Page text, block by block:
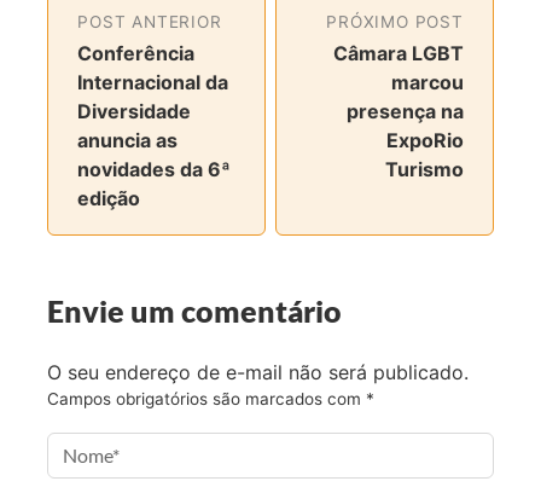
i
l
h
a
r
n
o
e
o
o
l
h
a
r
n
o
t
e
r
i
l
h
a
r
n
t
g
r
i
h
v
m
i
l
POST ANTERIOR
Conferência
Internacional da
Diversidade
anuncia as
novidades da 6ª
edição
PRÓXIMO POST
Câmara LGBT
marcou
presença na
ExpoRio
Turismo
Envie um comentário
O seu endereço de e-mail não será publicado.
Campos obrigatórios são marcados com *